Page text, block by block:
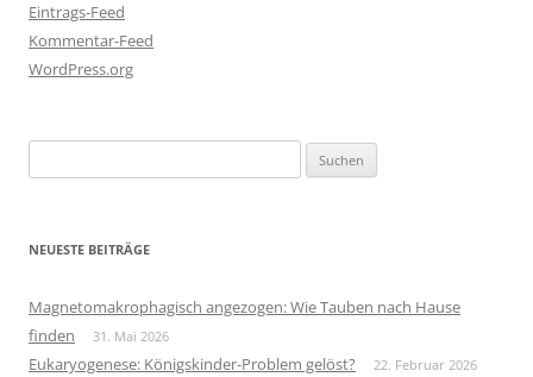
Eintrags-Feed
Kommentar-Feed
WordPress.org
nach:
NEUESTE BEITRÄGE
Magnetomakrophagisch angezogen: Wie Tauben nach Hause
finden
31. Mai 2026
Eukaryogenese: Königskinder-Problem gelöst? 22. Februar 2026